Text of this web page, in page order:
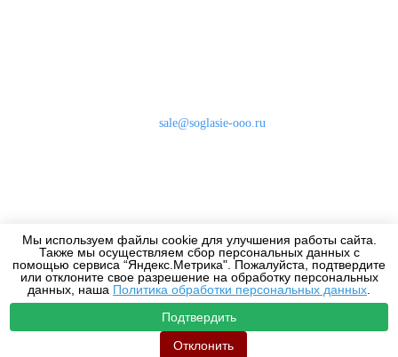
Мы используем файлы cookie для улучшения работы сайта.
Также мы осуществляем сбор персональных данных с
помощью сервиса “Яндекс.Метрика". Пожалуйста, подтвердите
или отклоните свое разрешение на обработку персональных
данных, наша Политика обработки персональных данных
Подтвердить
Отклонить
sale@soglasie-ooo.ru
Дизайнерам
2010-2026 - Все права защищены.